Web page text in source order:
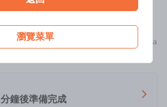
瀏覽菜單
，即享$10優惠！（消費滿$80）
Dockside, 18 Salisbury Road, Tsim Sha
分鐘後準備完成